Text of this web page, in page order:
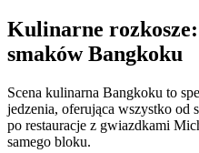
Kulinarne
smaków Bangkoku
Scena kulinarna Bangkoku to
jedzenia, oferująca wszystko od
po restauracje z gwiazdkami
samego bloku.